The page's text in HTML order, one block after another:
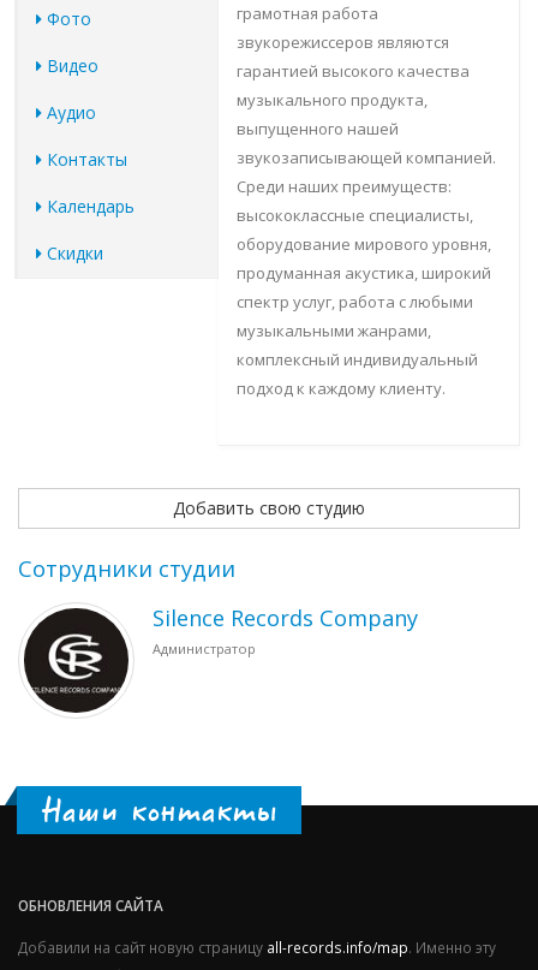
Фото
Видео
Аудио
Контакты
Календарь
Скидки
грамотная работа
звукорежиссеров являются
гарантией высокого качества
музыкального продукта,
выпущенного нашей
звукозаписывающей компанией.
Среди наших преимуществ:
высококлассные специалисты,
оборудование мирового уровня,
продуманная акустика, широкий
спектр услуг, работа с любыми
музыкальными жанрами,
комплексный индивидуальный
подход к каждому клиенту.
Добавить свою студию
Сотрудники студии
Silence Records Company
Администратор
Наши контакты
ОБНОВЛЕНИЯ САЙТА
Добавили на сайт новую страницу all-records.info/map. Именно эту